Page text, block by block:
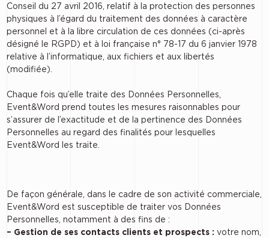
Conseil du 27 avril 2016, relatif à la protection des personnes
physiques à l’égard du traitement des données à caractère
personnel et à la libre circulation de ces données (ci-après
désigné le RGPD) et à loi française n° 78-17 du 6 janvier 1978
relative à l’informatique, aux fichiers et aux libertés
(modifiée).
Chaque fois qu’elle traite des Données Personnelles,
Event&Word prend toutes les mesures raisonnables pour
s’assurer de l’exactitude et de la pertinence des Données
Personnelles au regard des finalités pour lesquelles
Event&Word les traite.
De façon générale, dans le cadre de son activité commerciale,
Event&Word est susceptible de traiter vos Données
Personnelles, notamment à des fins de :
– Gestion de ses contacts clients et prospects : votre nom,